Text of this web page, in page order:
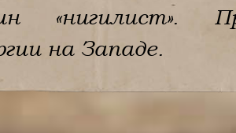
«нигилист».
на Западе.